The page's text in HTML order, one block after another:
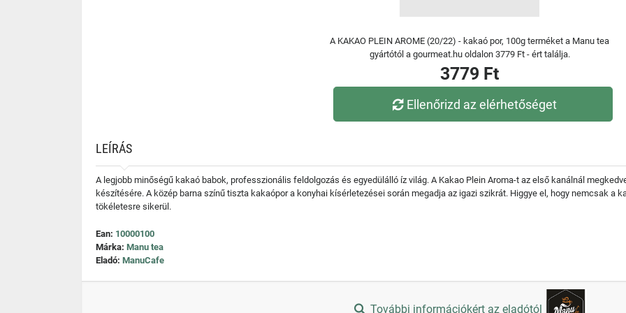
A KAKAO PLEIN AROME (20/22) - kakaó por, 100g terméket a Manu tea
gyártótól a gourmeat.hu oldalon 3779 Ft - ért találja.
3779 Ft
Ellenőrizd az elérhetőséget
LEÍRÁS
A legjobb minőségű kakaó babok, professzionális feldolgozás és egyedülálló íz világ. A Kakao Plein Aroma-t az első kanálnál
készítésére. A közép barna színű tiszta kakaópor a konyhai kísérletezései során megadja az igazi szikrát. Higgye el, hogy nemcsak a
tökéletesre sikerül.
Ean: 10000100
Márka: Manu tea
Eladó: ManuCafe
További információkért az eladótól